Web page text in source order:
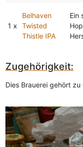
1 x
Belhaven
Twisted
Thistle IPA
Ein
Zugehörigkeit:
Dies Brauerei gehört zu